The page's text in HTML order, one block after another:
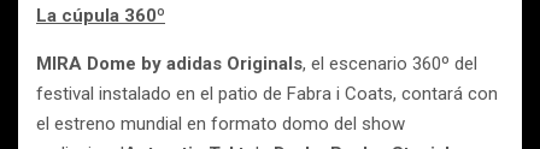
La cúpula 360º
MIRA Dome by adidas Originals, el escenario 360º del
festival instalado en el patio de Fabra i Coats, contará con
el estreno mundial en formato domo del show